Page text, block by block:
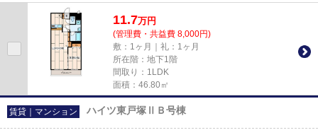
めです。横須賀線東戸塚近くで快...
11.7万円
(管理費・共益費 8,000円)
敷：1ヶ月｜礼：1ヶ月
所在階：地下1階
間取り：1LDK
面積：46.80㎡
賃貸｜マンション ハイツ東戸塚ⅡＢ号棟